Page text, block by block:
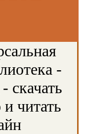
-
скачать
читать